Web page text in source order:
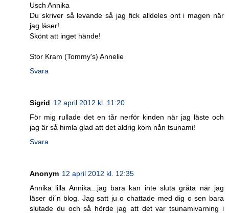
Usch Annika
Du skriver så levande så jag fick alldeles ont i magen när
jag läser!
Skönt att inget hände!
Stor Kram (Tommy's) Annelie
Svara
Sigrid 12 april 2012 kl. 11:20
För mig rullade det en tår nerför kinden när jag läste och
jag är så himla glad att det aldrig kom nån tsunami!
Svara
Anonym 12 april 2012 kl. 12:35
Annika lilla Annika...jag bara kan inte sluta gråta när jag
läser di´n blog. Jag satt ju o chattade med dig o sen bara
slutade du och så hörde jag att det var tsunamivarning i